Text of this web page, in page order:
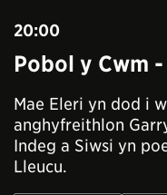
20:00
Pobol y Cwm
Mae Eleri yn dod i
anghyfreithlon
Indeg a Siwsi yn
Lleucu.